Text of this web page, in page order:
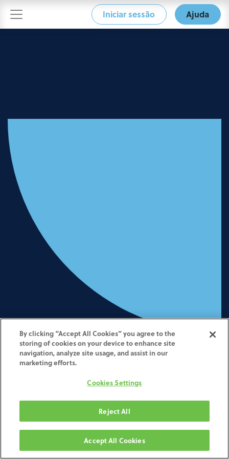
Iniciar sessão Ajuda
Fresagem e impressão
ZimVie centralizadas
Próteses dentárias de alta
qualidade em dentes naturais e
implantes.
By clicking “Accept All Cookies” you agree to the
storing of cookies on your device to enhance site
navigation, analyze site usage, and assist in our
marketing efforts.
Cookies Settings
Reject All
Accept All Cookies